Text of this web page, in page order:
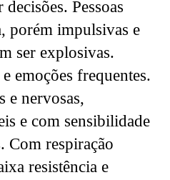
Pessoas
porém impulsivas e
ser explosivas.
emoções frequentes.
e nervosas,
e com sensibilidade
Com respiração
resistência e